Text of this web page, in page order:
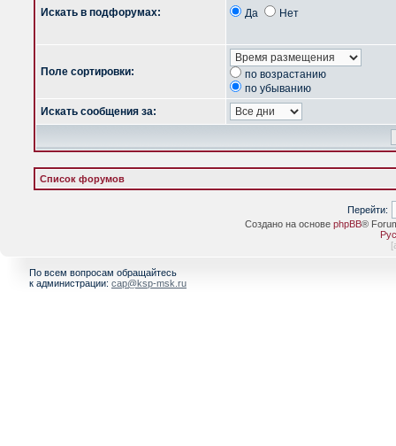
Искать в подфорумах: Да Нет
Поле сортировки:
по возрастанию
по убыванию
Искать сообщения за:
Список форумов
Перейти:
Создано на основе phpBB®
[
По всем вопросам обращайтесь
к администрации: cap@ksp-msk.ru